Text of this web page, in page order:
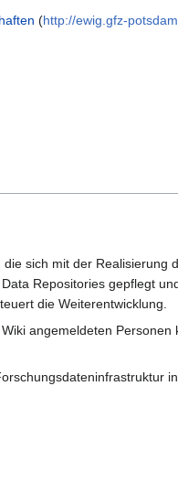
(http://ewig.gfz-
sich mit der Realisierung
Repositories gepflegt
die Weiterentwicklung.
angemeldeten Personen